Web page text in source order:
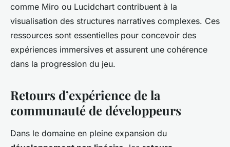
comme Miro ou Lucidchart contribuent à la
visualisation des structures narratives complexes. Ces
ressources sont essentielles pour concevoir des
expériences immersives et assurent une cohérence
dans la progression du jeu.
Retours d’expérience de la
communauté de développeurs
Dans le domaine en pleine expansion du